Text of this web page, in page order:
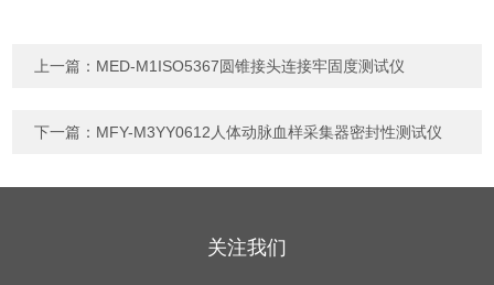
上一篇： MED-M1ISO5367圆锥接头连接牢固度测试仪
下一篇： MFY-M3YY0612人体动脉血样采集器密封性测试仪
关注我们